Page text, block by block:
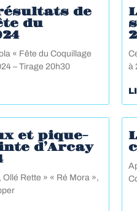
de
du
« Fête du Coquillage
– Tirage 20h30
à
et pique-
d’Arcay
Rette » « Ré Mora »,